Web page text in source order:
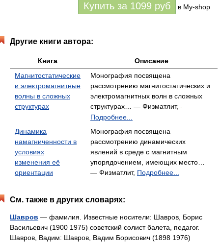
Купить за 1099 руб в My-shop
Другие книги автора:
Книга
Описание
Магнитостатические
и электромагнитные
волны в сложных
структурах
Монография посвящена
рассмотрению магнитостатических и
электромагнитных волн в сложных
структурах… — Физматлит, -
Подробнее...
Динамика
намагниченности в
условиях
изменения её
ориентации
Монография посвящена
рассмотрению динамических
явлений в среде с магнитным
упорядочением, имеющих место…
— Физматлит, Подробнее...
См. также в других словарях:
Шавров — фамилия. Известные носители: Шавров, Борис
Васильевич (1900 1975) советский солист балета, педагог.
Шавров, Вадим: Шавров, Вадим Борисович (1898 1976)